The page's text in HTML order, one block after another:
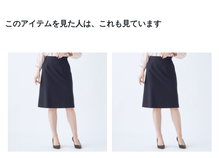
このアイテムを見た人は、これも見ています